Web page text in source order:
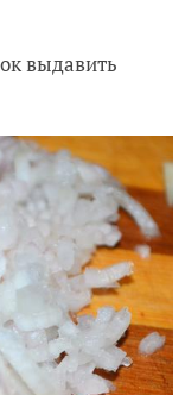
выдавить